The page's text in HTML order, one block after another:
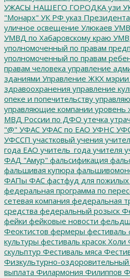
УЖАСЫ НАШЕГО ГОРОДКА узи
"Монарх" УК РФ указ Президента
уличное освещение Улюкаев УМВ
УМВД по Хабаровскому краю
уполномоченный по правам
уполномоченный по правам
правам человека управление
зданиями Управление ЖКХ мэрии
здравоохранения управление
опеке и попечительству
управляющие компании уровень
МВД России по ДФО утечка
"@" УФАС УФАС по ЕАО УФНС
УФССП участковый учения
года ЕАО учитель_года учителя
ФАД "Амур" фальсификация
фальшивая купюра
ФАПы ФАС фастфуд для пожилых
федеральная программа по
сетевая компания федеральная
средства федеральный розыск
фейки фейковые новости
Феоктистов фермеры фестиваль
культуры фестиваль красок Холи
скульптур Фестиваль мяса
Физкультурно-оздоровительный
выплата Филармония Филиппов